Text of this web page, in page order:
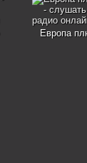
Европа